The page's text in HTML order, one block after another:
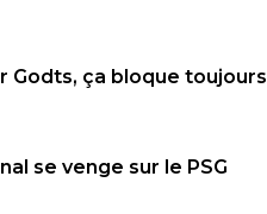
Godts, ça bloque toujours
se venge sur le PSG